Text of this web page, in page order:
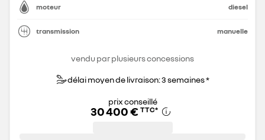
moteur diesel
transmission manuelle
vendu par plusieurs concessions
délai moyen de livraison: 3 semaines *
prix conseillé
30 400 € TTC*